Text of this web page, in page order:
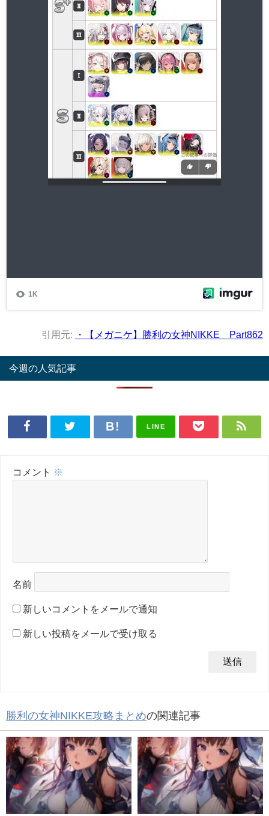
引用元: ・【メガニケ】勝利の女神NIKKE Part862
今週の人気記事
LINE
コメント ※
名前
新しいコメントをメールで通知
新しい投稿をメールで受け取る
勝利の女神NIKKE攻略まとめの関連記事